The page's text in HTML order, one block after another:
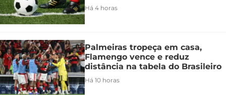
Há 4 horas
Palmeiras tropeça em casa,
Flamengo vence e reduz
distância na tabela do Brasileiro
Há 10 horas